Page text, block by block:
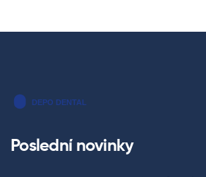
Poslední novinky